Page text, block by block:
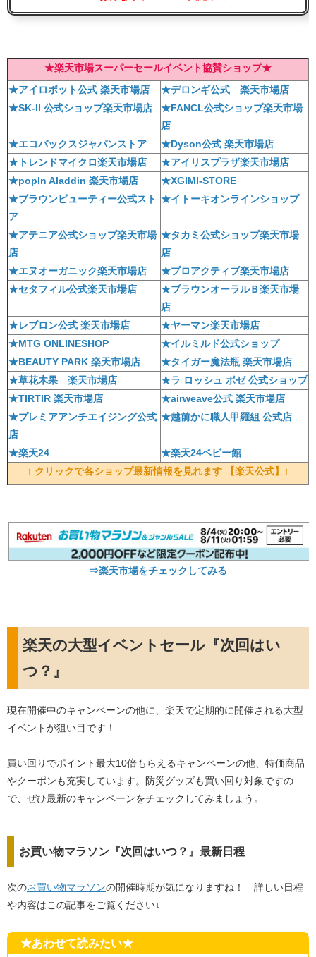
★楽天市場スーパーセールイベント協賛ショップ★
★アイロボット公式 楽天市場店
★デロンギ公式 楽天市場店
★SK-II 公式ショップ楽天市場店
★FANCL公式ショップ楽天市場
店
★エコバックスジャパンストア
★Dyson公式 楽天市場店
★トレンドマイクロ楽天市場店
★アイリスプラザ楽天市場店
★popIn Aladdin 楽天市場店
★XGIMI-STORE
★ブラウンビューティー公式スト
ア
★イトーキオンラインショップ
★アテニア公式ショップ楽天市場
店
★タカミ公式ショップ楽天市場
店
★エヌオーガニック楽天市場店
★プロアクティブ楽天市場店
★セタフィル公式楽天市場店
★ブラウンオーラルＢ楽天市場
店
★レブロン公式 楽天市場店
★ヤーマン楽天市場店
★MTG ONLINESHOP
★イルミルド公式ショップ
★BEAUTY PARK 楽天市場店
★タイガー魔法瓶 楽天市場店
★草花木果 楽天市場店
★ラ ロッシュ ポゼ 公式ショップ
★TIRTIR 楽天市場店
★airweave公式 楽天市場店
★プレミアアンチエイジング公式
店
★越前かに職人甲羅組 公式店
★楽天24
★楽天24ベビー館
↑ クリックで各ショップ最新情報を見れます 【楽天公式】↑
⇒楽天市場をチェックしてみる
楽天の大型イベントセール『次回はい
つ？』
現在開催中のキャンペーンの他に、楽天で定期的に開催される大型
イベントが狙い目です！
買い回りでポイント最大10倍もらえるキャンペーンの他、特価商品
やクーポンも充実しています。防災グッズも買い回り対象ですの
で、ぜひ最新のキャンペーンをチェックしてみましょう。
お買い物マラソン『次回はいつ？』最新日程
次のお買い物マラソンの開催時期が気になりますね！ 詳しい日程
や内容はこの記事をご覧ください↓
★あわせて読みたい★